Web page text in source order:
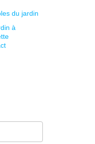
du jardin
à